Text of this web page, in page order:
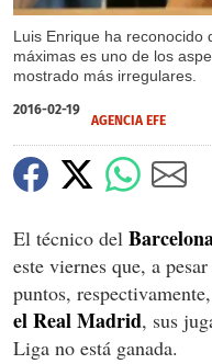
Luis Enrique ha reconocido
máximas es uno de los
mostrado más irregulares.
2016-02-19
AGENCIA EFE
El técnico del
este viernes que, a
puntos,
el Real Madrid, sus
Liga no está ganada.